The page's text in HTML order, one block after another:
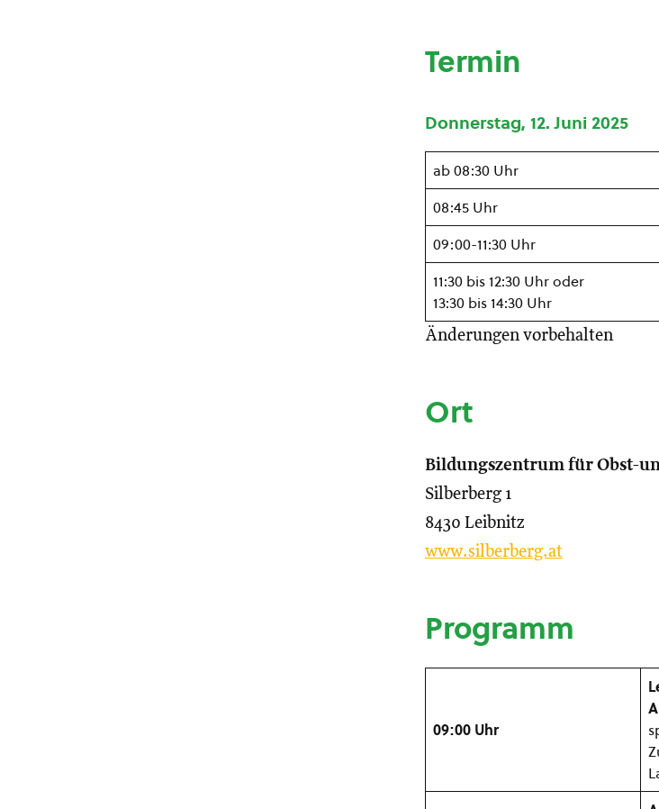
Termin
Donnerstag, 12. Juni 2025
ab 08:30 Uhr
08:45 Uhr
09:00-11:30 Uhr
11:30 bis 12:30 Uhr oder
13:30 bis 14:30 Uhr
Änderungen vorbehalten
Ort
Bildungszentrum für Obst-
Silberberg 1
8430 Leibnitz
www.silberberg.at
Programm
09:00 Uhr